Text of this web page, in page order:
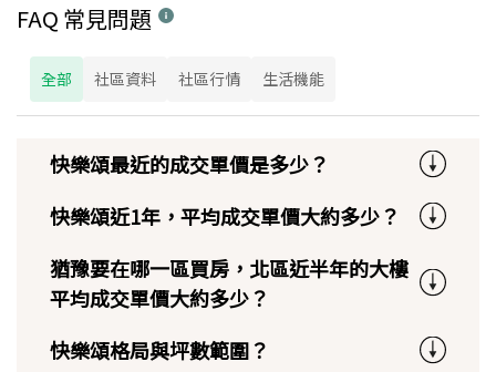
FAQ 常見問題
全部 社區資料 社區行情 生活機能
快樂頌最近的成交單價是多少？
快樂頌近1年，平均成交單價大約多少？
猶豫要在哪一區買房，北區近半年的大樓
平均成交單價大約多少？
快樂頌格局與坪數範圍？